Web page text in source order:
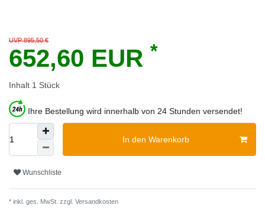
UVP 895,50 €
652,60 EUR *
Inhalt 1 Stück
Ihre Bestellung wird innerhalb von 24 Stunden versendet!
In den Warenkorb
Wunschliste
* inkl. ges. MwSt. zzgl. Versandkosten